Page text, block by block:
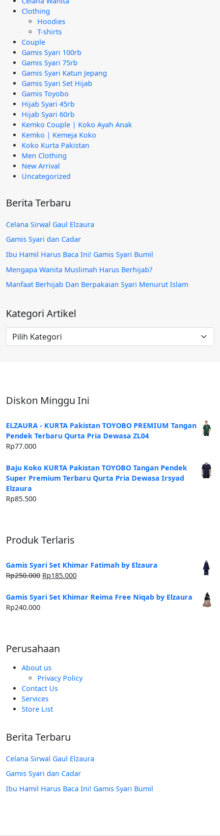
Clothing
Hoodies
T-shirts
Couple
Gamis Syari 100rb
Gamis Syari 75rb
Gamis Syari Katun Jepang
Gamis Syari Set Hijab
Gamis Toyobo
Hijab Syari 45rb
Hijab Syari 60rb
Kemko Couple | Koko Ayah Anak
Kemko | Kemeja Koko
Koko Kurta Pakistan
Men Clothing
New Arrival
Uncategorized
Berita Terbaru
Celana Sirwal Gaul Elzaura
Gamis Syari dan Cadar
Ibu Hamil Harus Baca Ini! Gamis Syari Bumil
Mengapa Wanita Muslimah Harus Berhijab?
Manfaat Berhijab Dan Berpakaian Syari Menurut Islam
Kategori Artikel
Kategori
Artikel
Diskon Minggu Ini
ELZAURA - KURTA Pakistan TOYOBO PREMIUM Tangan
Pendek Terbaru Qurta Pria Dewasa ZL04
Rp77.000
Baju Koko KURTA Pakistan TOYOBO Tangan Pendek
Super Premium Terbaru Qurta Pria Dewasa Irsyad
Elzaura
Rp85.500
Produk Terlaris
Gamis Syari Set Khimar Fatimah by Elzaura
Rp250.000 Harga
adalah:
Rp185.000Harga
ini
Gamis Syari Set Khimar Reima Free Niqab by Elzaura
Rp240.000
Perusahaan
About us
Privacy Policy
Contact Us
Services
Store List
Berita Terbaru
Celana Sirwal Gaul Elzaura
Gamis Syari dan Cadar
Ibu Hamil Harus Baca Ini! Gamis Syari Bumil